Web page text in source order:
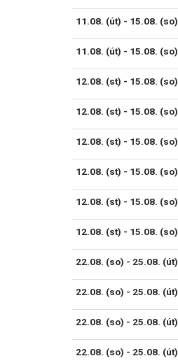
11.08. (út) - 15.08. (so)
11.08. (út) - 15.08. (so)
12.08. (st) - 15.08. (so)
12.08. (st) - 15.08. (so)
12.08. (st) - 15.08. (so)
12.08. (st) - 15.08. (so)
12.08. (st) - 15.08. (so)
12.08. (st) - 15.08. (so)
22.08. (so) - 25.08. (út)
22.08. (so) - 25.08. (út)
22.08. (so) - 25.08. (út)
22.08. (so) - 25.08. (út)